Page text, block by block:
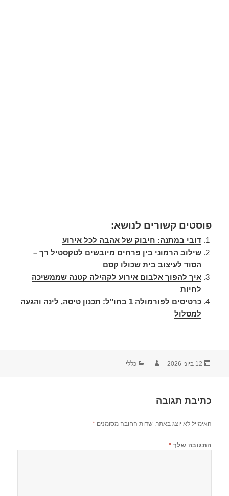
פוסטים קשורים לנושא:
דובי במתנה: חיבוק של אהבה לכל אירוע
שילוב הרמוני בין פרחים מיובשים לטקסטיל רך –
הסוד לעיצוב בית שכולו קסם
איך להפוך אלבום אירוע לקהילה קטנה שממשיכה
לחיות
כרטיסים לפורמולה 1 בחו"ל: תכנון טיסה, לינה והגעה
למסלול
12 ביוני 2026 כללי
כתיבת תגובה
האימייל לא יוצג באתר. שדות החובה מסומנים*
התגובה שלך *